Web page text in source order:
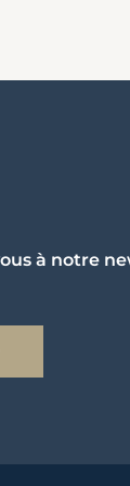
à notre